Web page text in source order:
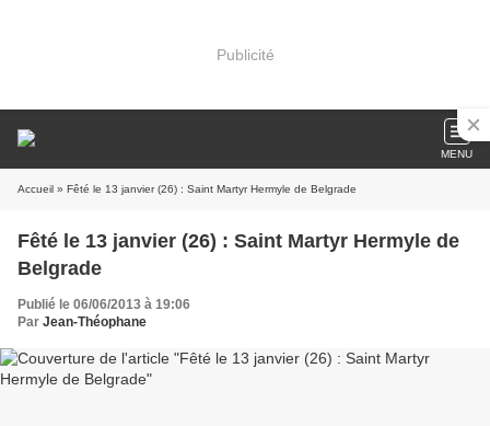
Publicité
MENU
Accueil » Fêté le 13 janvier (26) : Saint Martyr Hermyle de Belgrade
Fêté le 13 janvier (26) : Saint Martyr Hermyle de
Belgrade
Publié le 06/06/2013 à 19:06
Par Jean-Théophane